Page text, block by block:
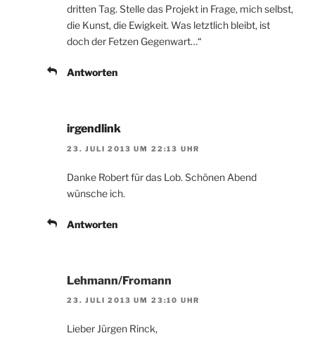
dritten Tag. Stelle das Projekt in Frage, mich selbst,
die Kunst, die Ewigkeit. Was letztlich bleibt, ist
doch der Fetzen Gegenwart…“
Antworten
irgendlink
23. JULI 2013 UM 22:13 UHR
Danke Robert für das Lob. Schönen Abend
wünsche ich.
Antworten
Lehmann/Fromann
23. JULI 2013 UM 23:10 UHR
Lieber Jürgen Rinck,